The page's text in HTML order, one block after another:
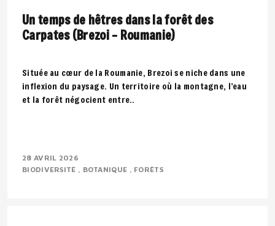
Un temps de hêtres dans la forêt des
Carpates (Brezoi – Roumanie)
Située au cœur de la Roumanie, Brezoi se niche dans une
inflexion du paysage. Un territoire où la montagne, l’eau
et la forêt négocient entre..
28 AVRIL 2026
BIODIVERSITÉ
BOTANIQUE FORÊTS